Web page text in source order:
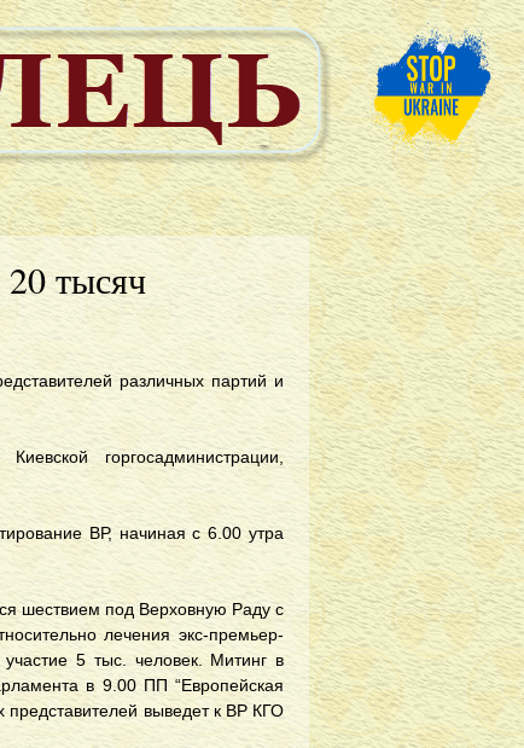
тысяч
различных партий и
горгосадминистрации,
ВР, начиная с 6.00 утра
шествием под Верховную Раду с
лечения экс-премьер-
5 тыс. человек. Митинг в
в 9.00 ПП “Европейская
представителей выведет к ВР КГО